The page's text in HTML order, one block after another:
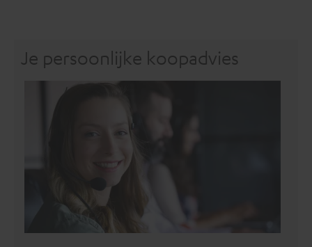
Je persoonlijke koopadvies